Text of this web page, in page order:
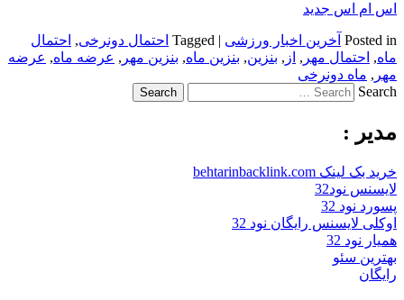
اس ام اس جدید
Posted in آخرین اخبار ورزشی |
Tagged احتمال دونرخی, احتمال
ماه, احتمال مهر , از , بنزین, بنزین ماه, بنزین مهر , عرضه ماه, عرضه
مهر , ماه دونرخی
Search
مدیر :
خرید بک لینک behtarinbacklink.com
لایسنس نود32
پسورد نود 32
اوکلی لایسنس رایگان نود 32
همیار نود 32
بهترین سئو
رایگان